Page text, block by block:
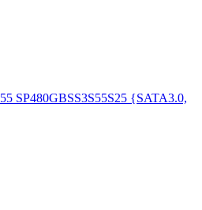
SP480GBSS3S55S25 {SATA3.0,